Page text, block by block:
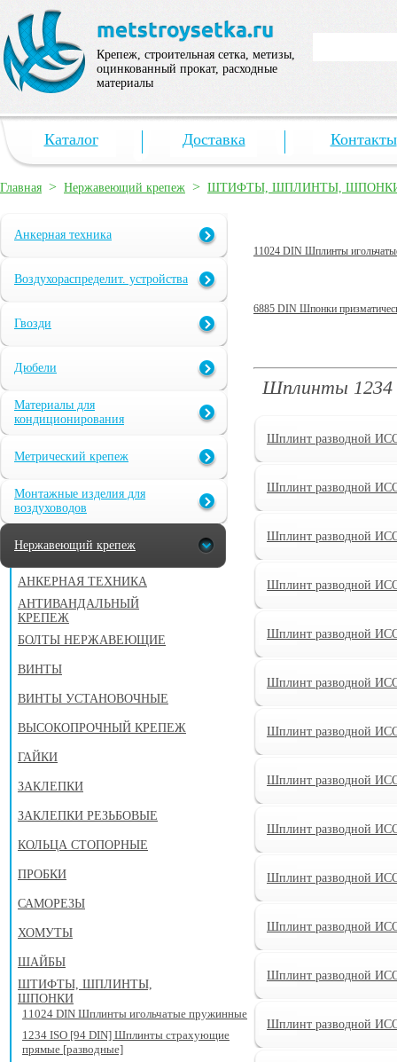
Крепеж, строительная сетка, метизы,
оцинкованный прокат, расходные
материалы
Каталог Доставка Контакты
Главная > Нержавеющий крепеж > ШТИФТЫ, ШПЛИНТЫ,
Анкерная техника
Воздухораспределит. устройства
Гвозди
Дюбели
Материалы для
кондиционирования
Метрический крепеж
Монтажные изделия для
воздуховодов
Нержавеющий крепеж
АНКЕРНАЯ ТЕХНИКА
АНТИВАНДАЛЬНЫЙ
КРЕПЕЖ
БОЛТЫ НЕРЖАВЕЮЩИЕ
ВИНТЫ
ВИНТЫ УСТАНОВОЧНЫЕ
ВЫСОКОПРОЧНЫЙ КРЕПЕЖ
ГАЙКИ
ЗАКЛЕПКИ
ЗАКЛЕПКИ РЕЗЬБОВЫЕ
КОЛЬЦА СТОПОРНЫЕ
ПРОБКИ
САМОРЕЗЫ
ХОМУТЫ
ШАЙБЫ
ШТИФТЫ, ШПЛИНТЫ,
ШПОНКИ
11024 DIN Шплинты игольчатые пружинные
1234 ISO [94 DIN] Шплинты страхующие
прямые [разводные]
11024 DIN Шплинты
6885 DIN Шпонки
Шплинты 1234
Шплинт разводной
Шплинт разводной
Шплинт разводной
Шплинт разводной
Шплинт разводной
Шплинт разводной
Шплинт разводной
Шплинт разводной
Шплинт разводной
Шплинт разводной
Шплинт разводной
Шплинт разводной
Шплинт разводной